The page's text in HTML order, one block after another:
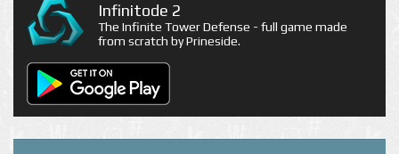
Infinitode 2
The Infinite Tower Defense - full game made
from scratch by Prineside.